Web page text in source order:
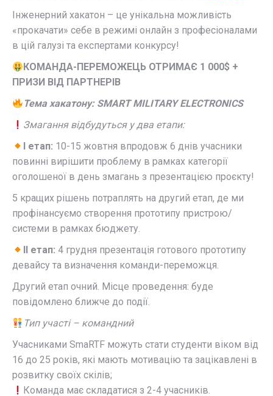
Інженерний хакатон – це унікальна можливість
«прокачати» себе в режимі онлайн з професіоналами
в цій галузі та експертами конкурсу!
КОМАНДА-ПЕРЕМОЖЕЦЬ ОТРИМАЄ 1 000$ +
ПРИЗИ ВІД ПАРТНЕРІВ
Тема хакатону: SMART MILITARY ELECTRONICS
Змагання відбудуться у два етапи:
І етап: 10-15 жовтня впродовж 6 днів учасники
повинні вирішити проблему в рамках категорії
оголошеної в день змагань з презентацією проєкту!
5 кращих рішень потраплять на другий етап, де ми
профінансуємо створення прототипу пристрою/
системи в рамках бюджету.⠀
ІІ етап: 4 грудня презентація готового прототипу
девайсу та визначення команди-переможця.
Другий етап очний. Місце проведення: буде
повідомлено ближче до події.
Тип участі – командний
Учасниками SmaRTF можуть стати студенти віком від
16 до 25 років, які мають мотивацію та зацікавлені в
розвитку своїх скілів;
Команда має складатися з 2-4 учасників.